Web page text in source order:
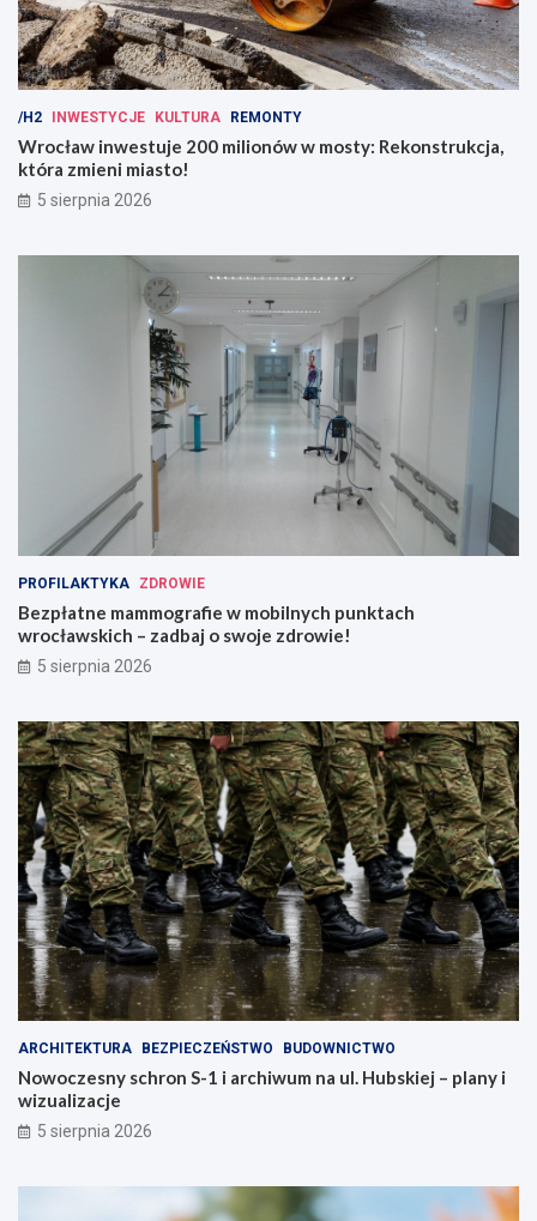
/H2 INWESTYCJE KULTURA REMONTY
Wrocław inwestuje 200 milionów w mosty: Rekonstrukcja,
która zmieni miasto!
5 sierpnia 2026
PROFILAKTYKA ZDROWIE
Bezpłatne mammografie w mobilnych punktach
wrocławskich – zadbaj o swoje zdrowie!
5 sierpnia 2026
ARCHITEKTURA BEZPIECZEŃSTWO BUDOWNICTWO
Nowoczesny schron S-1 i archiwum na ul. Hubskiej – plany i
wizualizacje
5 sierpnia 2026